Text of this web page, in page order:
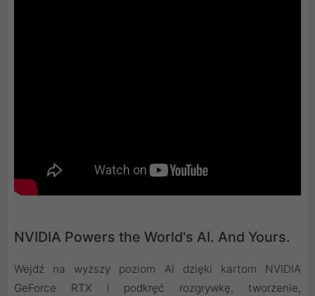
NVIDIA Powers the World's AI. And Yours.
Wejdź na wyższy poziom AI dzięki kartom NVIDIA
GeForce RTX i podkręć rozgrywkę, tworzenie,